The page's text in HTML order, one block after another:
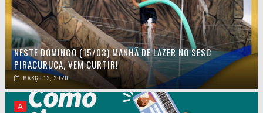
NESTE DOMINGO (15/03) MANHÃ DE LAZER NO SESC
PIRACURUCA, VEM CURTIR!
MARÇO 12, 2020
A